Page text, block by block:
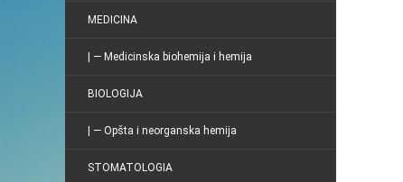
MEDICINA
| — Medicinska biohemija i hemija
BIOLOGIJA
| — Opšta i neorganska hemija
STOMATOLOGIA